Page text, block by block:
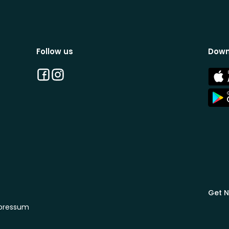
Follow us
Facebook
Instagram
App
Store
App
Store
Get